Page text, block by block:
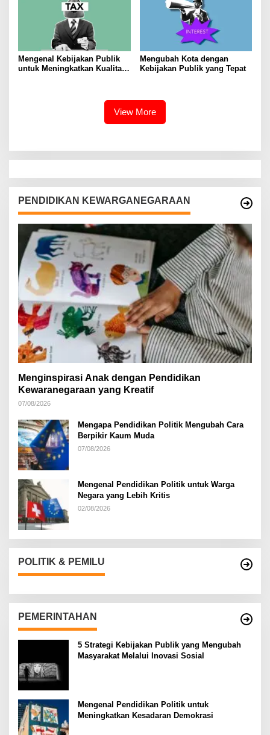
Mengenal Kebijakan Publik
untuk Meningkatkan Kualitas
Mengubah Kota dengan
Kebijakan Publik yang Tepat
View More
PENDIDIKAN KEWARGANEGARAAN
Menginspirasi Anak dengan Pendidikan
Kewaranegaraan yang Kreatif
07/08/2026
Mengapa Pendidikan Politik Mengubah Cara
Berpikir Kaum Muda
07/08/2026
Mengenal Pendidikan Politik untuk Warga
Negara yang Lebih Kritis
02/08/2026
POLITIK & PEMILU
PEMERINTAHAN
5 Strategi Kebijakan Publik yang Mengubah
Masyarakat Melalui Inovasi Sosial
Mengenal Pendidikan Politik untuk
Meningkatkan Kesadaran Demokrasi